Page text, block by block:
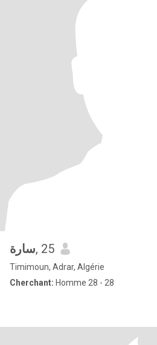
سارة, 25
Timimoun, Adrar, Algérie
Cherchant: Homme 28 - 28